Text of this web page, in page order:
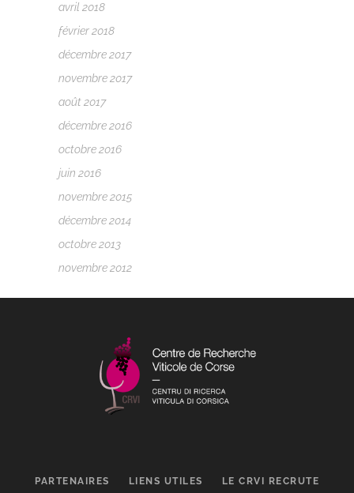
avril 2018
février 2018
décembre 2017
novembre 2017
août 2017
décembre 2016
octobre 2016
juin 2016
novembre 2015
décembre 2014
octobre 2013
novembre 2012
PARTENAIRES LIENS UTILES LE CRVI RECRUTE